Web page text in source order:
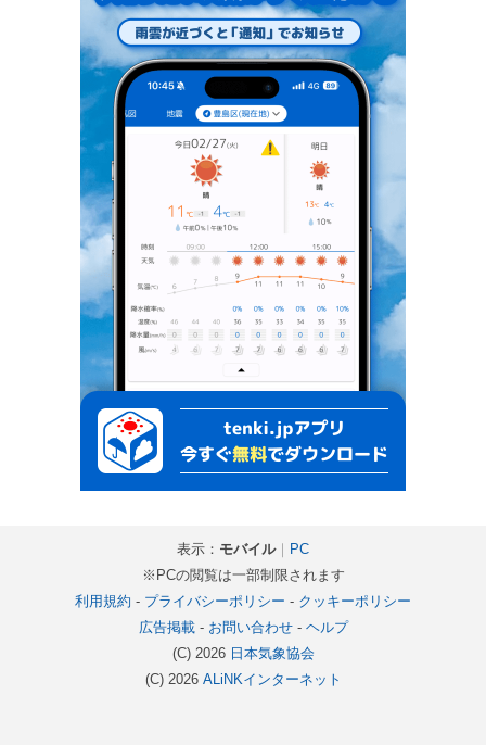
表示： モバイル｜ PC
※PCの閲覧は一部制限されます
利用規約 - プライバシーポリシー - クッキーポリシー
広告掲載- お問い合わせ- ヘルプ
(C) 2026 日本気象協会
(C) 2026 ALiNKインターネット